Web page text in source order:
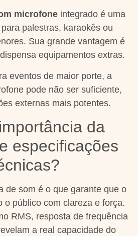
microfone integrado é uma
palestras, karaokês ou
Sua grande vantagem é
equipamentos extras.
eventos de maior porte, a
pode não ser suficiente,
externas mais potentes.
da
especificações
de som é o que garante que o
o público com clareza e força.
RMS, resposta de frequência
a real capacidade do